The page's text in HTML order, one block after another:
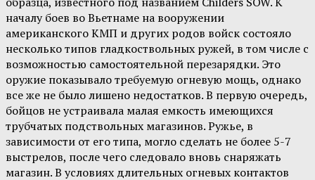
началу боев во Вьетнаме на вооружении
американского КМП и других родов войск состояло
несколько типов гладкоствольных ружей, в том числе с
возможностью самостоятельной перезарядки. Это
оружие показывало требуемую огневую мощь, однако
все же не было лишено недостатков. В первую очередь,
бойцов не устраивала малая емкость имеющихся
трубчатых подствольных магазинов. Ружье, в
зависимости от его типа, могло сделать не более 5-7
выстрелов, после чего следовало вновь снаряжать
магазин. В условиях длительных огневых контактов